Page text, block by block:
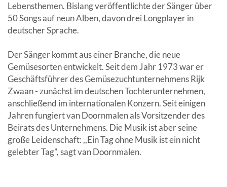
Lebensthemen. Bislang veröffentlichte der Sänger über
50 Songs auf neun Alben, davon drei Longplayer in
deutscher Sprache.
Der Sänger kommt aus einer Branche, die neue
Gemüsesorten entwickelt. Seit dem Jahr 1973 war er
Geschäftsführer des Gemüsezuchtunternehmens Rijk
Zwaan - zunächst im deutschen Tochterunternehmen,
anschließend im internationalen Konzern. Seit einigen
Jahren fungiert van Doornmalen als Vorsitzender des
Beirats des Unternehmens. Die Musik ist aber seine
große Leidenschaft: ,,Ein Tag ohne Musik ist ein nicht
gelebter Tag", sagt van Doornmalen.